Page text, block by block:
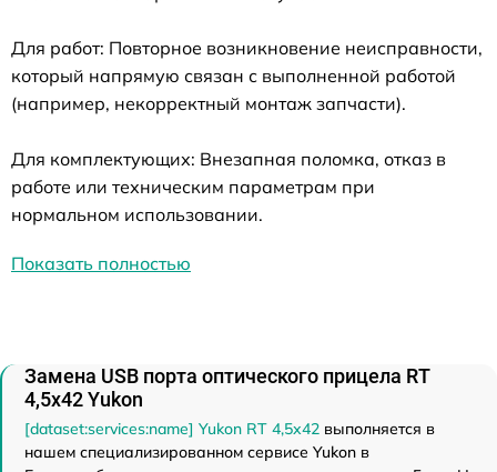
Для работ: Повторное возникновение неисправности,
который напрямую связан с выполненной работой
(например, некорректный монтаж запчасти).
Для комплектующих: Внезапная поломка, отказ в
работе или техническим параметрам при
нормальном использовании.
Показать полностью
Замена USB порта оптического прицела RT
4,5х42 Yukon
[dataset:services:name] Yukon RT 4,5х42 выполняется в
нашем специализированном сервисе Yukon в